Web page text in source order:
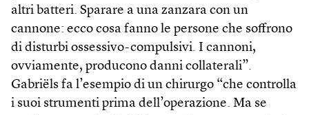
altri batteri. Sparare a una zanzara con un
cannone: ecco cosa fanno le persone che soffrono
di disturbi ossessivo-compulsivi. I cannoni,
ovviamente, producono danni collaterali”.
Gabriëls fa l’esempio di un chirurgo “che controlla
i suoi strumenti prima dell’operazione. Ma se